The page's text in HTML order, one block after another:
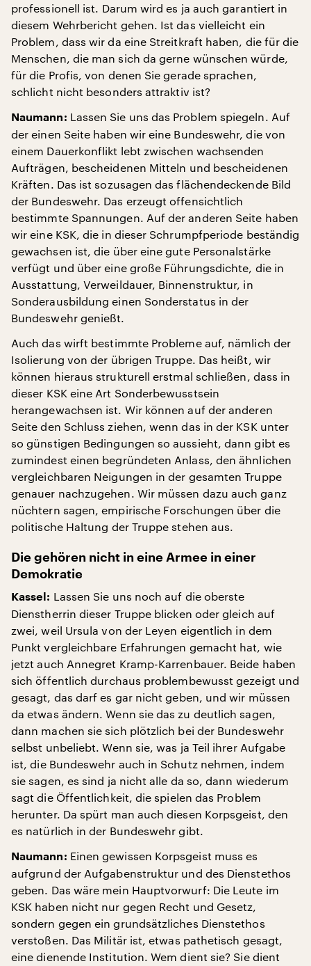
professionell ist. Darum wird es ja auch garantiert in
diesem Wehrbericht gehen. Ist das vielleicht ein
Problem, dass wir da eine Streitkraft haben, die für die
Menschen, die man sich da gerne wünschen würde,
für die Profis, von denen Sie gerade sprachen,
schlicht nicht besonders attraktiv ist?
Naumann: Lassen Sie uns das Problem spiegeln. Auf
der einen Seite haben wir eine Bundeswehr, die von
einem Dauerkonflikt lebt zwischen wachsenden
Aufträgen, bescheidenen Mitteln und bescheidenen
Kräften. Das ist sozusagen das flächendeckende Bild
der Bundeswehr. Das erzeugt offensichtlich
bestimmte Spannungen. Auf der anderen Seite haben
wir eine KSK, die in dieser Schrumpfperiode beständig
gewachsen ist, die über eine gute Personalstärke
verfügt und über eine große Führungsdichte, die in
Ausstattung, Verweildauer, Binnenstruktur, in
Sonderausbildung einen Sonderstatus in der
Bundeswehr genießt.
Auch das wirft bestimmte Probleme auf, nämlich der
Isolierung von der übrigen Truppe. Das heißt, wir
können hieraus strukturell erstmal schließen, dass in
dieser KSK eine Art Sonderbewusstsein
herangewachsen ist. Wir können auf der anderen
Seite den Schluss ziehen, wenn das in der KSK unter
so günstigen Bedingungen so aussieht, dann gibt es
zumindest einen begründeten Anlass, den ähnlichen
vergleichbaren Neigungen in der gesamten Truppe
genauer nachzugehen. Wir müssen dazu auch ganz
nüchtern sagen, empirische Forschungen über die
politische Haltung der Truppe stehen aus.
Die gehören nicht in eine Armee in einer
Demokratie
Kassel: Lassen Sie uns noch auf die oberste
Dienstherrin dieser Truppe blicken oder gleich auf
zwei, weil Ursula von der Leyen eigentlich in dem
Punkt vergleichbare Erfahrungen gemacht hat, wie
jetzt auch Annegret Kramp-Karrenbauer. Beide haben
sich öffentlich durchaus problembewusst gezeigt und
gesagt, das darf es gar nicht geben, und wir müssen
da etwas ändern. Wenn sie das zu deutlich sagen,
dann machen sie sich plötzlich bei der Bundeswehr
selbst unbeliebt. Wenn sie, was ja Teil ihrer Aufgabe
ist, die Bundeswehr auch in Schutz nehmen, indem
sie sagen, es sind ja nicht alle da so, dann wiederum
sagt die Öffentlichkeit, die spielen das Problem
herunter. Da spürt man auch diesen Korpsgeist, den
es natürlich in der Bundeswehr gibt.
Naumann: Einen gewissen Korpsgeist muss es
aufgrund der Aufgabenstruktur und des Dienstethos
geben. Das wäre mein Hauptvorwurf: Die Leute im
KSK haben nicht nur gegen Recht und Gesetz,
sondern gegen ein grundsätzliches Dienstethos
verstoßen. Das Militär ist, etwas pathetisch gesagt,
eine dienende Institution. Wem dient sie? Sie dient